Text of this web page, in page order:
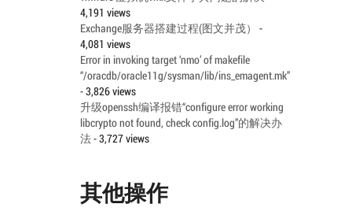
4,191 views
Exchange服务器搭建过程(图文并茂）
-
4,081 views
Error in invoking target ‘nmo’ of makefile
“/oracdb/oracle11g/sysman/lib/ins_emagent.mk”
- 3,826 views
升级openssh编译报错“configure error working
libcrypto not found, check config.log”的解决办
法- 3,727 views
其他操作